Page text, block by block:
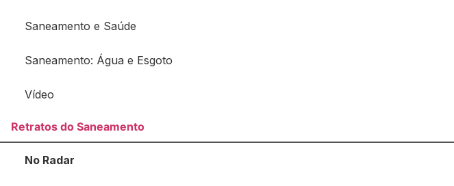
Saneamento e Saúde
Saneamento: Água e Esgoto
Vídeo
Retratos do Saneamento
No Radar